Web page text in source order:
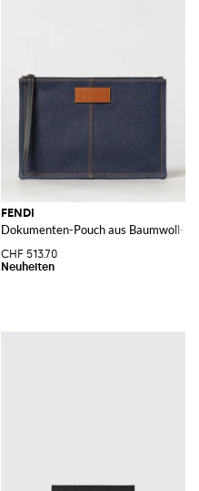
FENDI
Dokumenten-Pouch aus Baumwoll-
CHF 513.70